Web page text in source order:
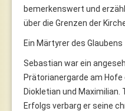
bemerkenswert und
über die Grenzen der
Ein Märtyrer des Glaubens
Sebastian war ein
Prätorianergarde am
Diokletian und
Erfolgs verbarg er seine